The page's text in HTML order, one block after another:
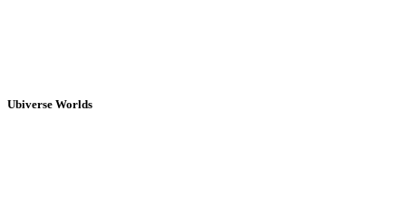
Ubiverse Worlds